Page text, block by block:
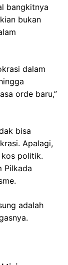
bangkitnya
bukan
dalam
orde baru,”
bisa
Apalagi,
kos politik.
Pilkada
adalah